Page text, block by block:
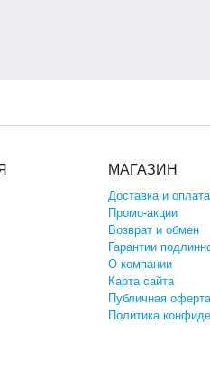
МАГАЗИН
Доставка и оплата
Промо-акции
Возврат и обмен
Гарантии
О компании
Карта сайта
Публичная
Политика